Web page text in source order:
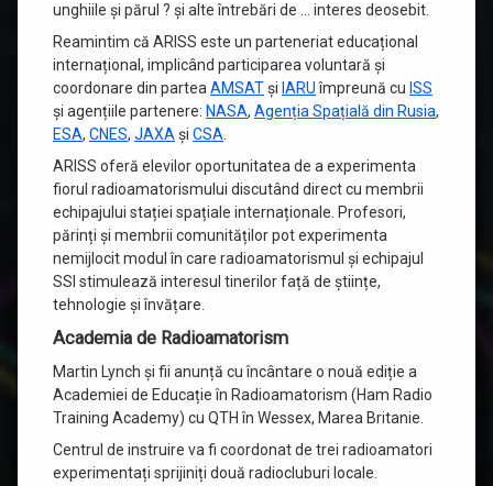
unghiile și părul ? și alte întrebări de … interes deosebit.
Reamintim că ARISS este un parteneriat educațional
internațional, implicând participarea voluntară și
coordonare din partea AMSATși IARUîmpreună cu ISS
și agențiile partenere: NASA, Agenția Spațială din Rusia,
ESA, CNES, JAXA și CSA
ARISS oferă elevilor oportunitatea de a experimenta
fiorul radioamatorismului discutând direct cu membrii
echipajului stației spațiale internaționale. Profesori,
părinți și membrii comunităților pot experimenta
nemijlocit modul în care radioamatorismul și echipajul
SSI stimulează interesul tinerilor față de științe,
tehnologie și învățare.
Academia de Radioamatorism
Martin Lynch și fii anunță cu încântare o nouă ediție a
Academiei de Educație în Radioamatorism (Ham Radio
Training Academy) cu QTH în Wessex, Marea Britanie.
Centrul de instruire va fi coordonat de trei radioamatori
experimentați sprijiniți două radiocluburi locale.